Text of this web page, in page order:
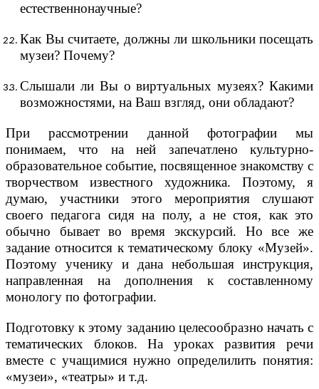
естественнонаучные?
Как Вы считаете, должны ли школьники посещать
музеи? Почему?
Слышали ли Вы о виртуальных музеях? Какими
возможностями, на Ваш взгляд, они обладают?
При рассмотрении данной фотографии мы
понимаем, что на ней запечатлено культурно-
образовательное событие, посвященное знакомству с
творчеством известного художника. Поэтому, я
думаю, участники этого мероприятия слушают
своего педагога сидя на полу, а не стоя, как это
обычно бывает во время экскурсий. Но все же
задание относится к тематическому блоку «Музей».
Поэтому ученику и дана небольшая инструкция,
направленная на дополнения к составленному
монологу по фотографии.
Подготовку к этому заданию целесообразно начать с
тематических блоков. На уроках развития речи
вместе с учащимися нужно определилить понятия:
«музеи», «театры» и т.д.